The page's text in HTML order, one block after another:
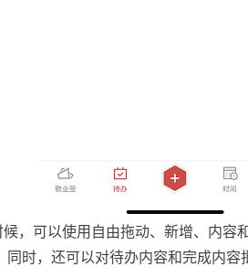
，可以使用自由拖动、新增、内容
时，还可以对待办内容和完成内容